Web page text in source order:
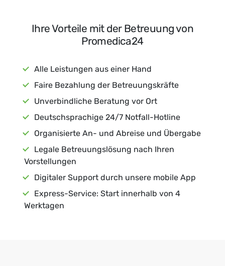
Ihre Vorteile mit der Betreuung von
Promedica24
Alle Leistungen aus einer Hand
Faire Bezahlung der Betreuungskräfte
Unverbindliche Beratung vor Ort
Deutschsprachige 24/7 Notfall-Hotline
Organisierte An- und Abreise und Übergabe
Legale Betreuungslösung nach Ihren
Vorstellungen
Digitaler Support durch unsere mobile App
Express-Service: Start innerhalb von 4
Werktagen